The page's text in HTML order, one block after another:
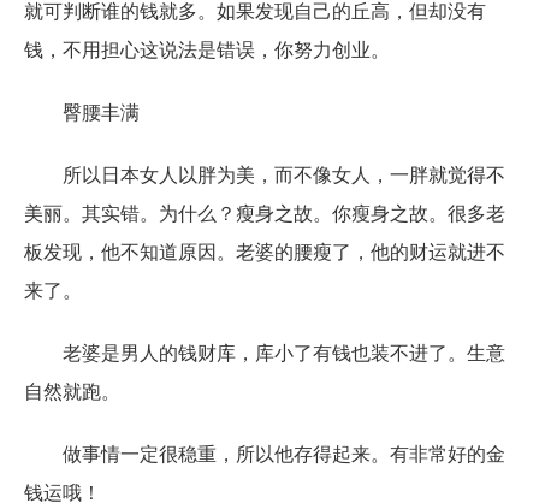
就可判断谁的钱就多。如果发现自己的丘高，但却没有
钱，不用担心这说法是错误，你努力创业。
臀腰丰满
所以日本女人以胖为美，而不像女人，一胖就觉得不
美丽。其实错。为什么？瘦身之故。你瘦身之故。很多老
板发现，他不知道原因。老婆的腰瘦了，他的财运就进不
来了。
老婆是男人的钱财库，库小了有钱也装不进了。生意
自然就跑。
做事情一定很稳重，所以他存得起来。有非常好的金
钱运哦！